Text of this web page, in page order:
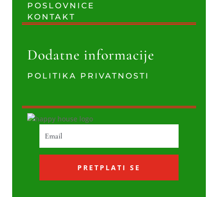
POSLOVNICE
KONTAKT
Dodatne informacije
POLITIKA PRIVATNOSTI
PRETPLATI SE